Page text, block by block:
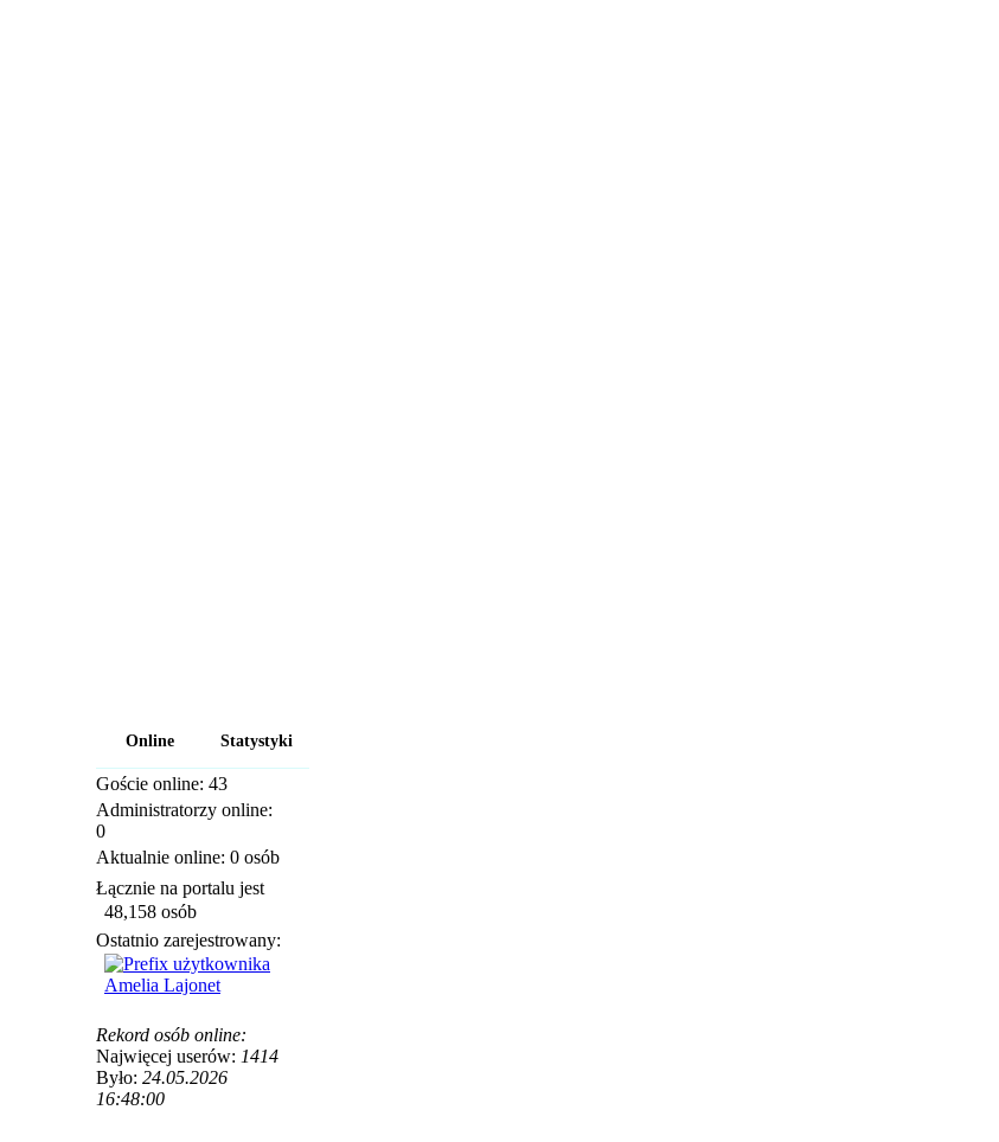
Online Statystyki
Goście online: 43
Administratorzy online:
0
Aktualnie online: 0 osób
Łącznie na portalu jest
48,158 osób
Ostatnio zarejestrowany:
Amelia Lajonet
Rekord osób online:
Najwięcej userów: 1414
Było: 24.05.2026
16:48:00